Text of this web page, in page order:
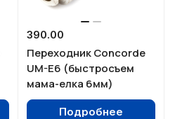
390.00
Переходник Concorde
UM-E6 (быстросъем
мама-елка 6мм)
Подробнее